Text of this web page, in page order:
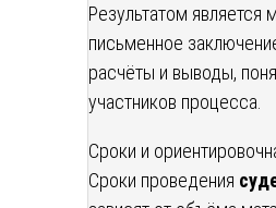
Результатом является
письменное
расчёты и выводы,
участников процесса.
Сроки и
Сроки проведения